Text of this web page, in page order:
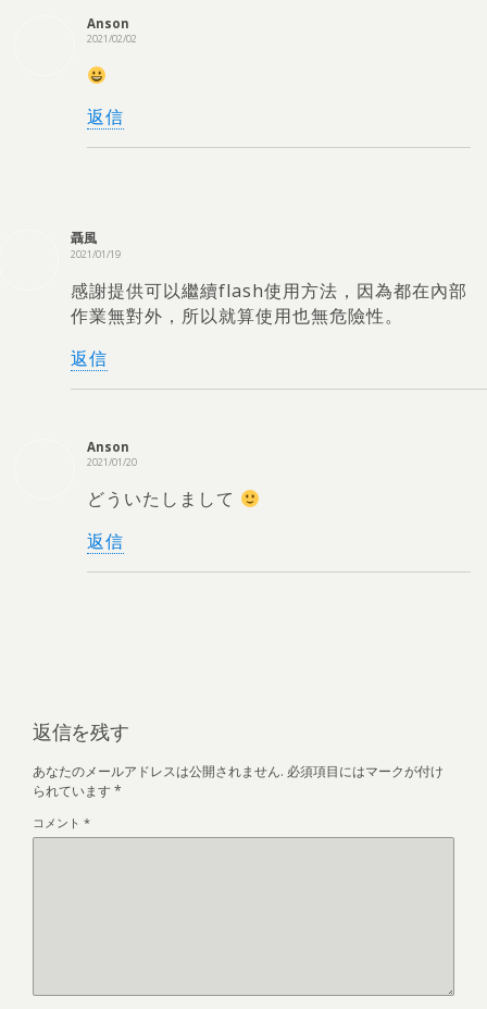
Anson
2021/02/02
返信
聶風
2021/01/19
感謝提供可以繼續flash使用方法 ， 因為都在內部
作業無對外 ， 所以就算使用也無危險性。
返信
Anson
2021/01/20
どういたしまして
返信
返信を残す
あなたのメールアドレスは公開されません. 必須項目にはマークが付け
られています *
コメント *